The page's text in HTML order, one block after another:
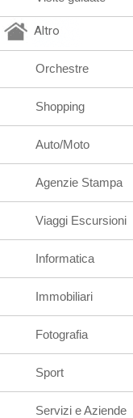
Altro
Orchestre
Shopping
Auto/Moto
Agenzie Stampa
Viaggi Escursioni
Informatica
Immobiliari
Fotografia
Sport
Servizi e Aziende